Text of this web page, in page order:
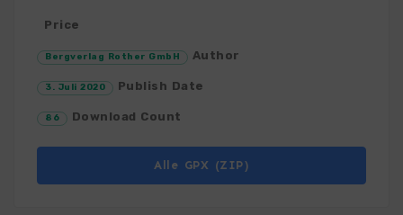
Price
Bergverlag Rother GmbH Author
3. Juli 2020 Publish Date
86 Download Count
Alle GPX (ZIP)